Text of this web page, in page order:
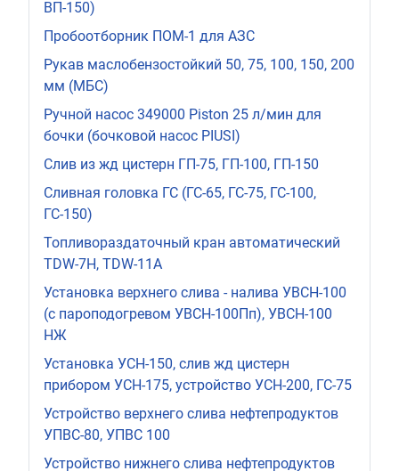
ВП-150)
Пробоотборник ПОМ-1 для АЗС
Рукав маслобензостойкий 50, 75, 100, 150, 200
мм (МБС)
Ручной насос 349000 Piston 25 л/мин для
бочки (бочковой насос PIUSI)
Слив из жд цистерн ГП-75, ГП-100, ГП-150
Сливная головка ГС (ГС-65, ГС-75, ГС-100,
ГС-150)
Топливораздаточный кран автоматический
TDW-7H, TDW-11А
Установка верхнего слива - налива УВСН-100
(с пароподогревом УВСН-100Пп), УВСН-100
НЖ
Установка УСН-150, слив жд цистерн
прибором УСН-175, устройство УСН-200, ГС-75
Устройство верхнего слива нефтепродуктов
УПВС-80, УПВС 100
Устройство нижнего слива нефтепродуктов